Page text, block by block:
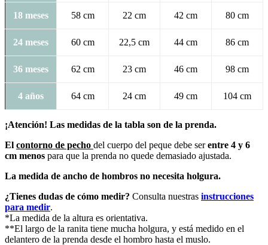
18 meses 58 cm 22 cm 42 cm 80 cm
24 meses 60 cm 22,5 cm 44 cm 86 cm
36 meses 62 cm 23 cm 46 cm 98 cm
4 años 64 cm 24 cm 49 cm 104 cm
¡Atención! Las medidas de la tabla son de la prenda.
El contorno de pecho del cuerpo del peque debe serentre 4 y 6
cm menos para que la prenda no quede demasiado ajustada.
La medida de ancho de hombros no necesita holgura.
¿Tienes dudas de cómo medir? Consulta nuestras instrucciones
para medir.
*La medida de la altura es orientativa.
**El largo de la ranita tiene mucha holgura, y está medido en el
delantero de la prenda desde el hombro hasta el muslo.